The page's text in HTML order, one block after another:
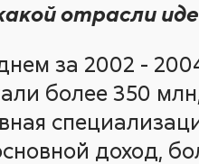
отрасли
за 2002 -
более 350
доход,